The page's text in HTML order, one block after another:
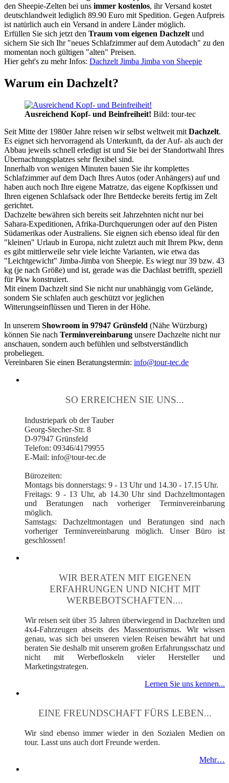
den Sheepie-Zelten bei uns immer kostenlos, ihr Versand kostet
deutschlandweit lediglich 89.90 Euro mit Spedition. Gegen Aufpreis
ist natürlich auch ein Versand in andere Länder möglich.
Erfüllen Sie sich jetzt den Traum vom eigenen Dachzelt und
sichern Sie sich Ihr "neues Schlafzimmer auf dem Autodach" zu den
momentan noch gültigen "alten" Preisen.
Hier geht's zu mehr Infos: Dachzelt Jimba Jimba von Sheepie
Warum ein Dachzelt?
Ausreichend Kopf- und Beinfreiheit! Bild: tour-tec
Seit Mitte der 1980er Jahre reisen wir selbst weltweit mit Dachzelt.
Es eignet sich hervorragend als Unterkunft, da der Auf- als auch der
Abbau jeweils schnell erledigt ist und Sie bei der Standortwahl Ihres
Übernachtungsplatzes sehr flexibel sind.
Innerhalb von wenigen Minuten bauen Sie ihr komplettes
Schlafzimmer auf dem Dach Ihres Autos (oder Anhängers) auf und
haben auch noch Ihre eigene Matratze, das eigene Kopfkissen und
Ihren eigenen Schlafsack oder Ihre Bettdecke bereits fertig im Zelt
gerichtet.
Dachzelte bewähren sich bereits seit Jahrzehnten nicht nur bei
Sahara-Expeditionen, Afrika-Durchquerungen oder auf den Pisten
Südamerikas oder Australiens. Sie eignen sich ebenso ideal für den
"kleinen" Urlaub in Europa, nicht zuletzt auch mit Ihrem Pkw, denn
es gibt mittlerweile sehr viele leichte Varianten, wie etwa das
"Leichtgewicht" Jimba-Jimba von Sheepie. Es wiegt nur 39 bzw. 43
kg (je nach Größe) und ist, gerade was die Dachlast betrifft, speziell
für Pkw konstruiert.
Mit einem Dachzelt sind Sie nicht nur unabhängig vom Gelände,
sondern Sie schlafen auch geschützt vor jeglichen
Witterungseinflüssen und Tieren in der Höhe.
In unserem Showroom in 97947 Grünsfeld (Nähe Würzburg)
können Sie nach Terminvereinbarung unsere Dachzelte nicht nur
anschauen, sondern auch befühlen und selbstverständlich
probeliegen.
Vereinbaren Sie einen Beratungstermin: info@tour-tec.de
SO ERREICHEN SIE UNS...
Industriepark ob der Tauber
Georg-Stecher-Str. 8
D-97947 Grünsfeld
Telefon: 09346/4179955
E-Mail: info@tour-tec.de
Bürozeiten:
Montags bis donnerstags: 9 - 13 Uhr und 14.30 - 17.15 Uhr.
Freitags: 9 - 13 Uhr, ab 14.30 Uhr sind Dachzeltmontagen
und Beratungen nach vorheriger Terminvereinbarung
möglich.
Samstags: Dachzeltmontagen und Beratungen sind nach
vorheriger Terminvereinbarung möglich. Unser Büro ist
geschlossen!
WIR BERATEN MIT EIGENEN
ERFAHRUNGEN UND NICHT MIT
WERBEBOTSCHAFTEN....
Wir reisen seit über 35 Jahren überwiegend in Dachzelten und
4x4-Fahrzeugen abseits des Massentourismus. Wir wissen
genau, was sich bei unseren vielen Reisen bewährt hat und
beraten Sie deshalb mit unserem großen Erfahrungsschatz und
nicht mit Werbefloskeln vieler Hersteller und
Marketingstrategen.
Lernen Sie uns kennen...
EINE FREUNDSCHAFT FÜRS LEBEN...
Wir sind ebenso immer wieder in den Sozialen Medien on
tour. Lasst uns auch dort Freunde werden.
Mehr…